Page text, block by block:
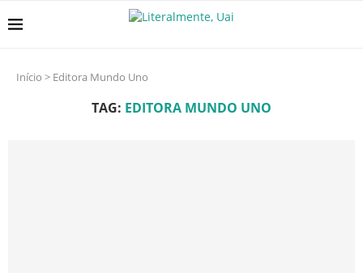
Início > Editora Mundo Uno
TAG: EDITORA MUNDO UNO